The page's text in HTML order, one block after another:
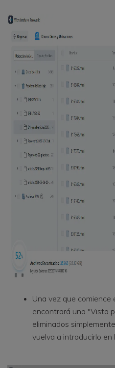
Una vez que comience
encontrará una "Vista
eliminados
vuelva a introducirlo en